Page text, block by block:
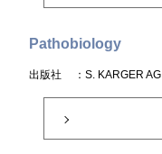
Pathobiology
出版社 ：S. KARGER AG